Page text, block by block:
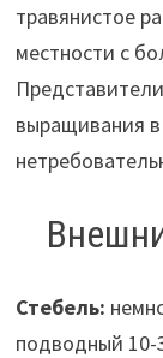
травянистое
местности с
выращивания
Стебель:
подводный 10-